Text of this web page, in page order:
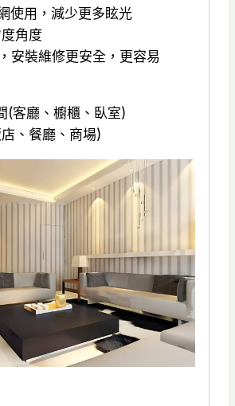
使用，減少更多眩光
角度
安裝維修更安全，更容易
(客廳、櫥櫃、臥室)
、餐廳、商場)